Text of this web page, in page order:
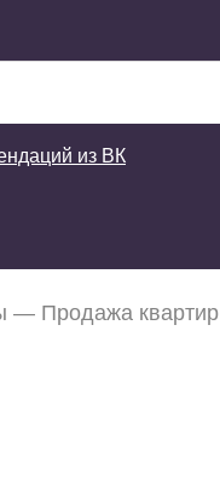
из ВК
— Продажа квартир